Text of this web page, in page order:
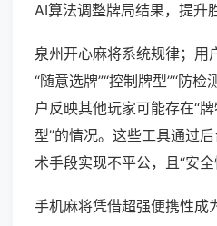
AI算法调整牌局结果，提升
泉州开心麻将系统规律；用
“随意选牌”“控制牌型”“防
户反映其他玩家可能存在“
型”的情况。这些工具通过
术手段实现不平公，且“安全
手机麻将凭借超强便携性成